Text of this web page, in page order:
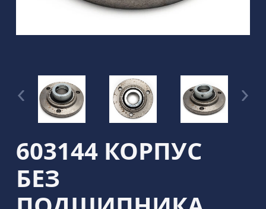
603144 КОРПУС
БЕЗ